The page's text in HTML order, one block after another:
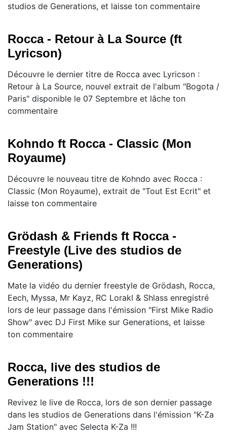
studios de Generations, et laisse ton commentaire
Rocca - Retour à La Source (ft
Lyricson)
Découvre le dernier titre de Rocca avec Lyricson :
Retour à La Source, nouvel extrait de l'album "Bogota /
Paris" disponible le 07 Septembre et lâche ton
commentaire
Kohndo ft Rocca - Classic (Mon
Royaume)
Découvre le nouveau titre de Kohndo avec Rocca :
Classic (Mon Royaume), extrait de "Tout Est Ecrit" et
laisse ton commentaire
Grödash & Friends ft Rocca -
Freestyle (Live des studios de
Generations)
Mate la vidéo du dernier freestyle de Grödash, Rocca,
Eech, Myssa, Mr Kayz, RC Lorakl & Shlass enregistré
lors de leur passage dans l'émission "First Mike Radio
Show" avec DJ First Mike sur Generations, et laisse
ton commentaire
Rocca, live des studios de
Generations !!!
Revivez le live de Rocca, lors de son dernier passage
dans les studios de Generations dans l'émission "K-Za
Jam Station" avec Selecta K-Za !!!